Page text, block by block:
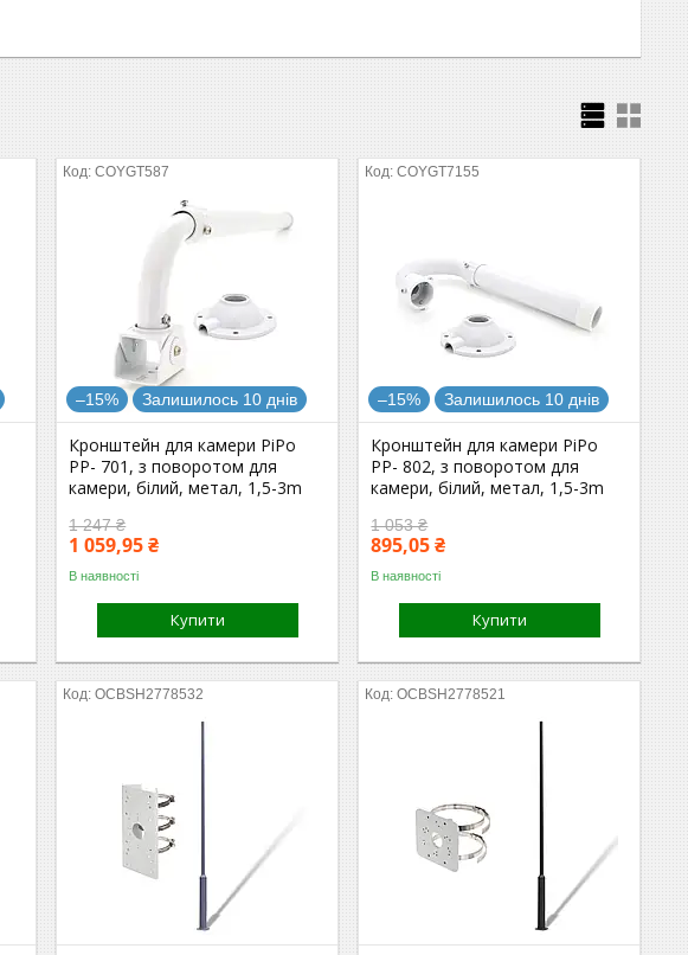
COYGT587
–15% Залишилось 10 днів
Кронштейн для камери PiPo
PP- 701, з поворотом для
камери, білий, метал, 1,5-3m
1 247 ₴
1 059,95 ₴
В наявності
Купити
COYGT7155
–15% Залишилось 10 днів
Кронштейн для камери PiPo
PP- 802, з поворотом для
камери, білий, метал, 1,5-3m
1 053 ₴
895,05 ₴
В наявності
Купити
OCBSH2778532 OCBSH2778521